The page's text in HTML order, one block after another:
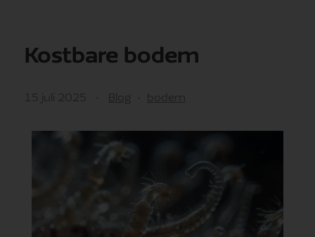
Kostbare bodem
15 juli 2025 Blog bodem